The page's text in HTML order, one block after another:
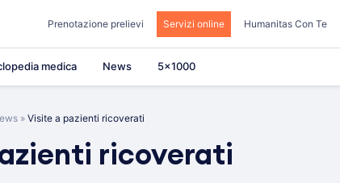
Prenotazione prelievi Servizi online Humanitas Con Te
medica News 5×1000
» Visite a pazienti ricoverati
ricoverati